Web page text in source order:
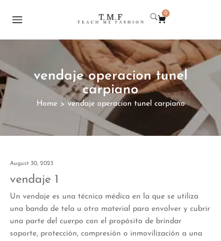
0
vendaje operacion tunel
carpiano
Home > vendaje operacion tunel carpiano
August 30, 2023
vendaje 1
Un vendaje es una técnica médica en la que se utiliza
una banda de tela u otro material para envolver y cubrir
una parte del cuerpo con el propósito de brindar
soporte, protección, compresión o inmovilización a una